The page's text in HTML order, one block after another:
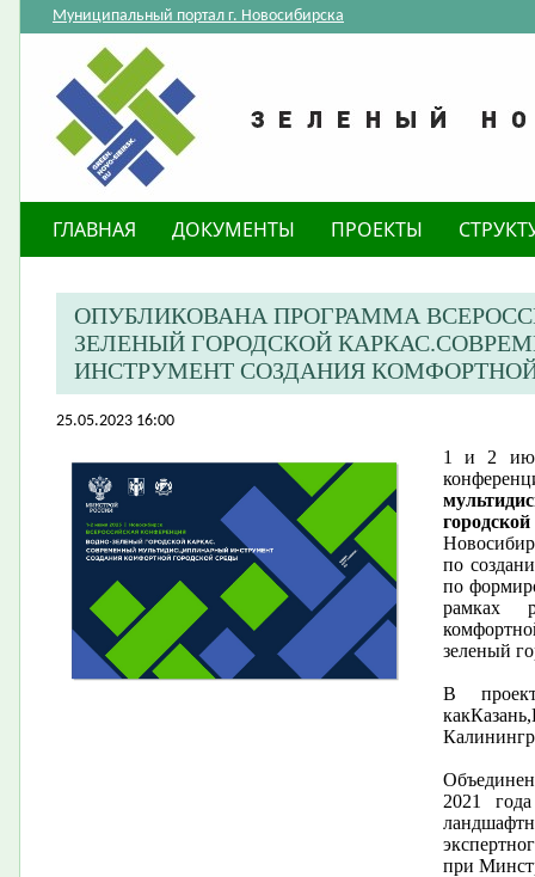
Муниципальный портал г. Новосибирска
ГЛАВНАЯ ДОКУМЕНТЫ ПРОЕКТЫ
ОПУБЛИКОВАНА ПРОГРАММА
ЗЕЛЕНЫЙ ГОРОДСКОЙ
ИНСТРУМЕНТ CОЗДАНИЯ
25.05.2023 16:00
1 и 2
по
по
рамках
зеленый
В
2021
при